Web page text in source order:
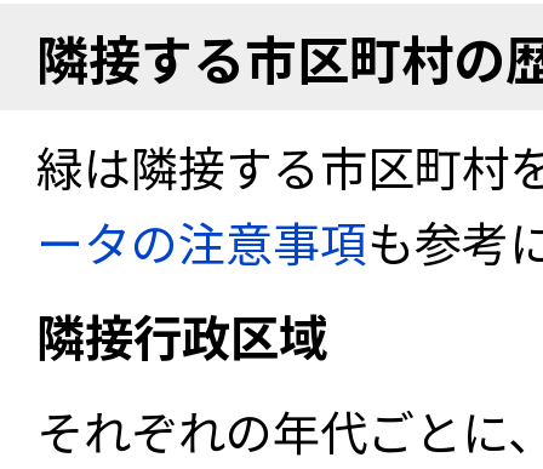
隣接する市区町村の
緑は隣接する市区町村
ータの注意事項も参考
隣接行政区域
それぞれの年代ごとに